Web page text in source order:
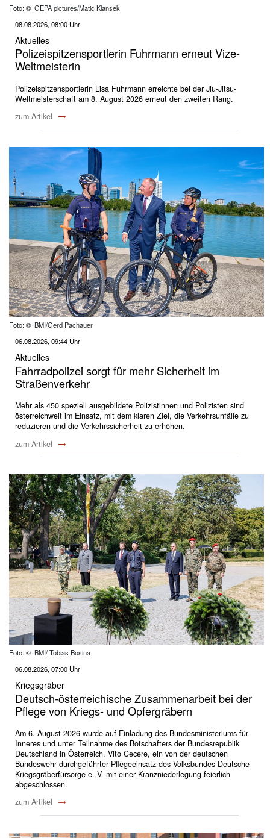
Foto: © GEPA pictures/Matic Klansek
08.08.2026, 08:00 Uhr
Aktuelles
Polizeispitzensportlerin Fuhrmann erneut Vize-
Weltmeisterin
Polizeispitzensportlerin Lisa Fuhrmann erreichte bei der Jiu-Jitsu-
Weltmeisterschaft am 8. August 2026 erneut den zweiten Rang.
zum Artikel
Foto: © BMI/Gerd Pachauer
06.08.2026, 09:44 Uhr
Aktuelles
Fahrradpolizei sorgt für mehr Sicherheit im
Straßenverkehr
Mehr als 450 speziell ausgebildete Polizistinnen und Polizisten sind
österreichweit im Einsatz, mit dem klaren Ziel, die Verkehrsunfälle zu
reduzieren und die Verkehrssicherheit zu erhöhen.
zum Artikel
Foto: © BMI/ Tobias Bosina
06.08.2026, 07:00 Uhr
Kriegsgräber
Deutsch-österreichische Zusammenarbeit bei der
Pflege von Kriegs- und Opfergräbern
Am 6. August 2026 wurde auf Einladung des Bundesministeriums für
Inneres und unter Teilnahme des Botschafters der Bundesrepublik
Deutschland in Österreich, Vito Cecere, ein von der deutschen
Bundeswehr durchgeführter Pflegeeinsatz des Volksbundes Deutsche
Kriegsgräberfürsorge e. V. mit einer Kranzniederlegung feierlich
abgeschlossen.
zum Artikel